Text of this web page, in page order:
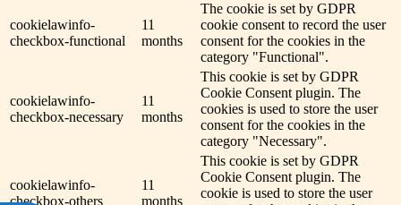
cookielawinfo-
checkbox-functional
11
months
The cookie is set by GDPR
cookie consent to record the user
consent for the cookies in the
category "Functional".
cookielawinfo-
checkbox-necessary
11
months
This cookie is set by GDPR
Cookie Consent plugin. The
cookies is used to store the user
consent for the cookies in the
category "Necessary".
cookielawinfo-
checkbox-others
11
months
This cookie is set by GDPR
Cookie Consent plugin. The
cookie is used to store the user